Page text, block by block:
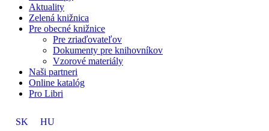
Aktuality
Zelená knižnica
Pre obecné knižnice
Pre zriaďovateľov
Dokumenty pre knihovníkov
Vzorové materiály
Naši partneri
Online katalóg
Pro Libri
SK HU